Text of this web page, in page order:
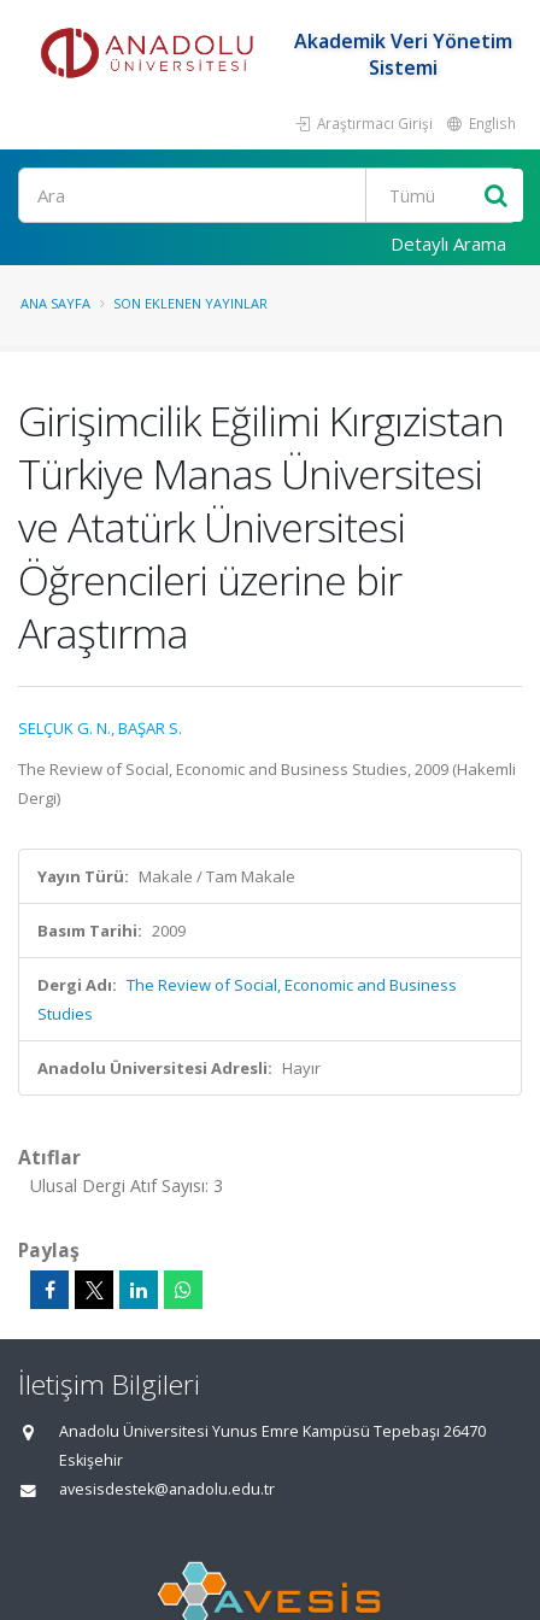
Akademik Veri Yönetim
Sistemi
Araştırmacı Girişi English
Ara
Detaylı Arama
ANA SAYFA SON EKLENEN YAYINLAR
Girişimcilik Eğilimi Kırgızistan
Türkiye Manas Üniversitesi
ve Atatürk Üniversitesi
Öğrencileri üzerine bir
Araştırma
SELÇUK G. N.,BAŞAR S.
The Review of Social, Economic and Business Studies, 2009 (Hakemli
Dergi)
Yayın Türü: Makale / Tam Makale
Basım Tarihi: 2009
Dergi Adı: The Review of Social, Economic and Business
Studies
Anadolu Üniversitesi Adresli: Hayır
Atıflar
Ulusal Dergi Atıf Sayısı: 3
Paylaş
İletişim Bilgileri
Anadolu Üniversitesi Yunus Emre Kampüsü Tepebaşı 26470
Eskişehir
avesisdestek@anadolu.edu.tr